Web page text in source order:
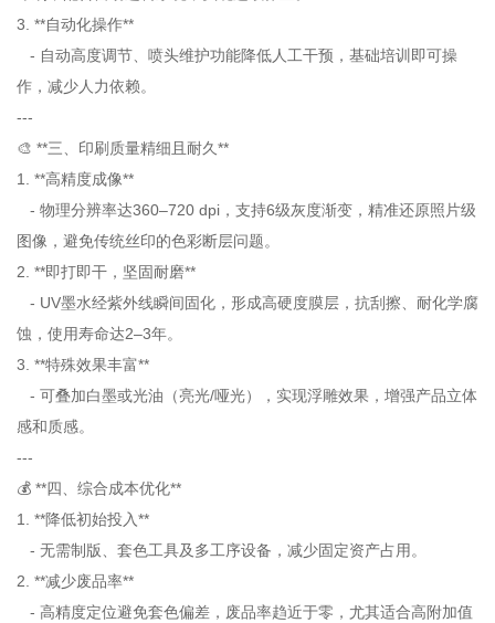
3. **自动化操作**
- 自动高度调节、喷头维护功能降低人工干预，基础培训即可操
作，减少人力依赖。
---
🎨 **三、印刷质量精细且耐久**
1. **高精度成像**
- 物理分辨率达360–720 dpi，支持6级灰度渐变，精准还原照片级
图像，避免传统丝印的色彩断层问题。
2. **即打即干，坚固耐磨**
- UV墨水经紫外线瞬间固化，形成高硬度膜层，抗刮擦、耐化学腐
蚀，使用寿命达2–3年。
3. **特殊效果丰富**
- 可叠加白墨或光油（亮光/哑光），实现浮雕效果，增强产品立体
感和质感。
---
💰 **四、综合成本优化**
1. **降低初始投入**
- 无需制版、套色工具及多工序设备，减少固定资产占用。
2. **减少废品率**
- 高精度定位避免套色偏差，废品率趋近于零，尤其适合高附加值